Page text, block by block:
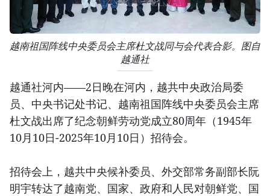
越南祖国阵线中央委员会主席杜文战同与会代表合影。图自
越通社
越通社河内——2日晚在河内，越共中央政治局委
员、中央书记处书记、越南祖国阵线中央委员会主席
杜文战出席了纪念朝鲜劳动党成立80周年（1945年
10月10日-2025年10月10日）招待会。
招待会上，越共中央候补委员、外交部常务副部长阮
明宇转达了越南党、国家、政府和人民对朝鲜党、国